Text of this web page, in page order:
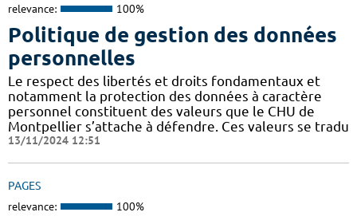
relevance: 100%
Politique de gestion des données
personnelles
Le respect des libertés et droits fondamentaux et
notamment la protection des données à caractère
personnel constituent des valeurs que le CHU de
Montpellier s’attache à défendre. Ces valeurs se tradu
13/11/2024 12:51
PAGES
relevance: 100%